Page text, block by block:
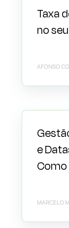
Taxa
no
AFONSO
e
Como
MARCELO